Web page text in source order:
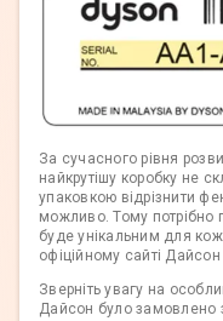
За сучасного рівня
найкрутішу коробку не
упаковкою відрізнити
можливо. Тому потрібно
буде унікальним для
офіційному сайті Дайсон
Зверніть увагу на
Дайсон було замовлено